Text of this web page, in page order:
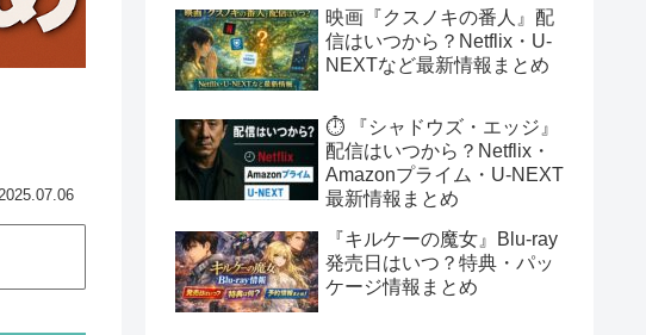
2025.07.06
映画『クスノキの番人』配
信はいつから？Netflix・U-
NEXTなど最新情報まとめ
⏱️ 『シャドウズ・エッジ』
配信はいつから？Netflix・
Amazonプライム・U-NEXT
最新情報まとめ
『キルケーの魔女』Blu-ray
発売日はいつ？特典・パッ
ケージ情報まとめ